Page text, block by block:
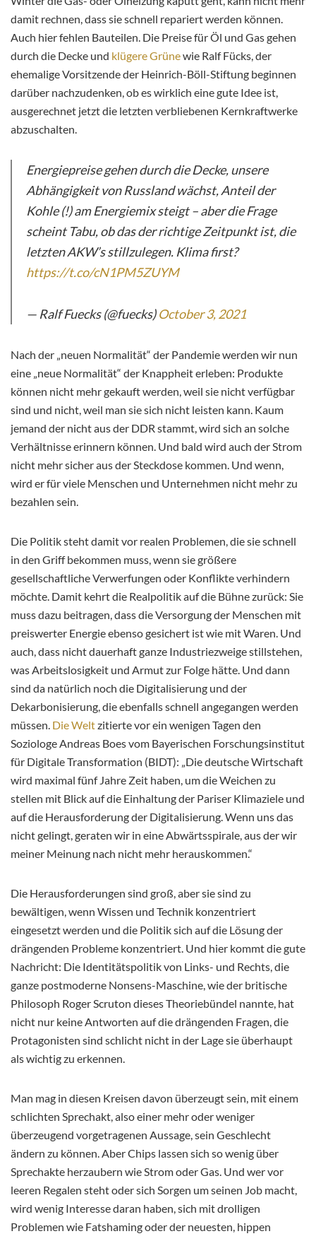
damit rechnen, dass sie schnell repariert werden können.
Auch hier fehlen Bauteilen. Die Preise für Öl und Gas gehen
durch die Decke und klügere Grünewie Ralf Fücks, der
ehemalige Vorsitzende der Heinrich-Böll-Stiftung beginnen
darüber nachzudenken, ob es wirklich eine gute Idee ist,
ausgerechnet jetzt die letzten verbliebenen Kernkraftwerke
abzuschalten.
Energiepreise gehen durch die Decke, unsere
Abhängigkeit von Russland wächst, Anteil der
Kohle (!) am Energiemix steigt – aber die Frage
scheint Tabu, ob das der richtige Zeitpunkt ist, die
letzten AKW’s stillzulegen. Klima first?
https://t.co/cN1PM5ZUYM
— Ralf Fuecks (@fuecks)October 3, 2021
Nach der „neuen Normalität“ der Pandemie werden wir nun
eine „neue Normalität“ der Knappheit erleben: Produkte
können nicht mehr gekauft werden, weil sie nicht verfügbar
sind und nicht, weil man sie sich nicht leisten kann. Kaum
jemand der nicht aus der DDR stammt, wird sich an solche
Verhältnisse erinnern können. Und bald wird auch der Strom
nicht mehr sicher aus der Steckdose kommen. Und wenn,
wird er für viele Menschen und Unternehmen nicht mehr zu
bezahlen sein.
Die Politik steht damit vor realen Problemen, die sie schnell
in den Griff bekommen muss, wenn sie größere
gesellschaftliche Verwerfungen oder Konflikte verhindern
möchte. Damit kehrt die Realpolitik auf die Bühne zurück: Sie
muss dazu beitragen, dass die Versorgung der Menschen mit
preiswerter Energie ebenso gesichert ist wie mit Waren. Und
auch, dass nicht dauerhaft ganze Industriezweige stillstehen,
was Arbeitslosigkeit und Armut zur Folge hätte. Und dann
sind da natürlich noch die Digitalisierung und der
Dekarbonisierung, die ebenfalls schnell angegangen werden
müssen. Die Weltzitierte vor ein wenigen Tagen den
Soziologe Andreas Boes vom Bayerischen Forschungsinstitut
für Digitale Transformation (BIDT): „Die deutsche Wirtschaft
wird maximal fünf Jahre Zeit haben, um die Weichen zu
stellen mit Blick auf die Einhaltung der Pariser Klimaziele und
auf die Herausforderung der Digitalisierung. Wenn uns das
nicht gelingt, geraten wir in eine Abwärtsspirale, aus der wir
meiner Meinung nach nicht mehr herauskommen.“
Die Herausforderungen sind groß, aber sie sind zu
bewältigen, wenn Wissen und Technik konzentriert
eingesetzt werden und die Politik sich auf die Lösung der
drängenden Probleme konzentriert. Und hier kommt die gute
Nachricht: Die Identitätspolitik von Links- und Rechts, die
ganze postmoderne Nonsens-Maschine, wie der britische
Philosoph Roger Scruton dieses Theoriebündel nannte, hat
nicht nur keine Antworten auf die drängenden Fragen, die
Protagonisten sind schlicht nicht in der Lage sie überhaupt
als wichtig zu erkennen.
Man mag in diesen Kreisen davon überzeugt sein, mit einem
schlichten Sprechakt, also einer mehr oder weniger
überzeugend vorgetragenen Aussage, sein Geschlecht
ändern zu können. Aber Chips lassen sich so wenig über
Sprechakte herzaubern wie Strom oder Gas. Und wer vor
leeren Regalen steht oder sich Sorgen um seinen Job macht,
wird wenig Interesse daran haben, sich mit drolligen
Problemen wie Fatshaming oder der neuesten, hippen